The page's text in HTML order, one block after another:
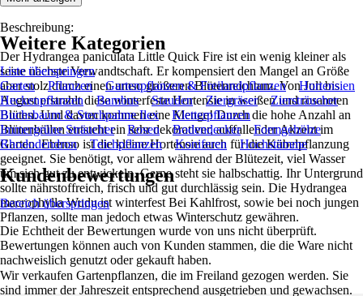
Beschreibung:
Der Hydrangea paniculata Little Quick Fire ist ein wenig kleiner als
seine nächste Verwandtschaft. Er kompensiert den Mangel an Größe
aber stolz durch einen umso größeren Blütenreichtum. Von Juli bis
August erstrahlt diese winterfeste Hortensie in weißen und rosaroten
Blüten. Und davon kommen eine Menge! Durch die hohe Anzahl an
Blütenbällen entsteht ein sehr dekorativer, auffallender Akzent im
Garten. Ebenso ist die kleine Hortensie auch für die Kübelpflanzung
geeignet. Sie benötigt, vor allem während der Blütezeit, viel Wasser
um sich gut zu entwickeln. Gerne steht sie halbschattig. Ihr Untergrund
sollte nährstoffreich, frisch und gut durchlässig sein. Die Hydrangea
macrophylla Wudu ist winterfest Bei Kahlfrost, sowie bei noch jungen
Pflanzen, sollte man jedoch etwas Winterschutz gewähren.
Wir verkaufen Gartenpflanzen, die im Freiland gezogen werden. Sie
sind immer der Jahreszeit entsprechend ausgetrieben und gewachsen.
Weitere Kategorien
Liste überspringen
Garten
Pflanzen Gartenpflanzen & Freilandpflanzen
Hortensien
Heckenpflanzen
Bambus Stauden Ziergräser
Ziersträucher
Buchsbaum & Stechpalme Ilex
Kletterpflanzen
Immergrüne Sträucher
Rosen Bodendecker
Formgehölze
Rhododendron
Teichpflanzen Koniferen Hochstämme
Kundenbewertungen
Bereich überspringen
Die Echtheit der Bewertungen wurde von uns nicht überprüft.
Bewertungen können auch von Kunden stammen, die die Ware nicht
nachweislich genutzt oder gekauft haben.